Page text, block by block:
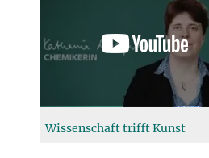
Wissenschaft trifft Kunst